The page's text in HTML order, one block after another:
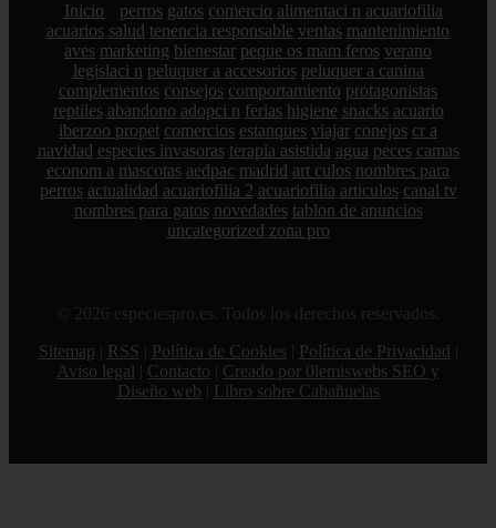
Inicio perros gatos comercio alimentaci n acuariofilia
acuarios salud tenencia responsable ventas mantenimiento
aves marketing bienestar peque os mam feros verano
legislaci n peluquer a accesorios peluquer a canina
complementos consejos comportamiento protagonistas
reptiles abandono adopci n ferias higiene snacks acuario
iberzoo propet comercios estanques viajar conejos cr a
navidad especies invasoras terapia asistida agua peces camas
econom a mascotas aedpac madrid art culos nombres para
perros actualidad acuariofilia 2 acuariofilia articulos canal tv
nombres para gatos novedades tablon de anuncios
uncategorized zona pro
© 2026 especiespro.es. Todos los derechos reservados.
Sitemap
RSS Política de Cookies Política de Privacidad
Aviso legal
Contacto
Creado por 0lemiswebs SEO y
Diseño web
Libro sobre Cabañuelas